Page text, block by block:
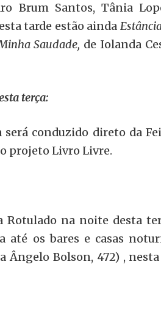
Brum Santos, Tânia
tarde estão ainda
Saudade, de Iolanda
terça:
conduzido direto da
projeto Livro Livre.
Rotulado na noite desta
até os bares e casas
Ângelo Bolson, 472) ,